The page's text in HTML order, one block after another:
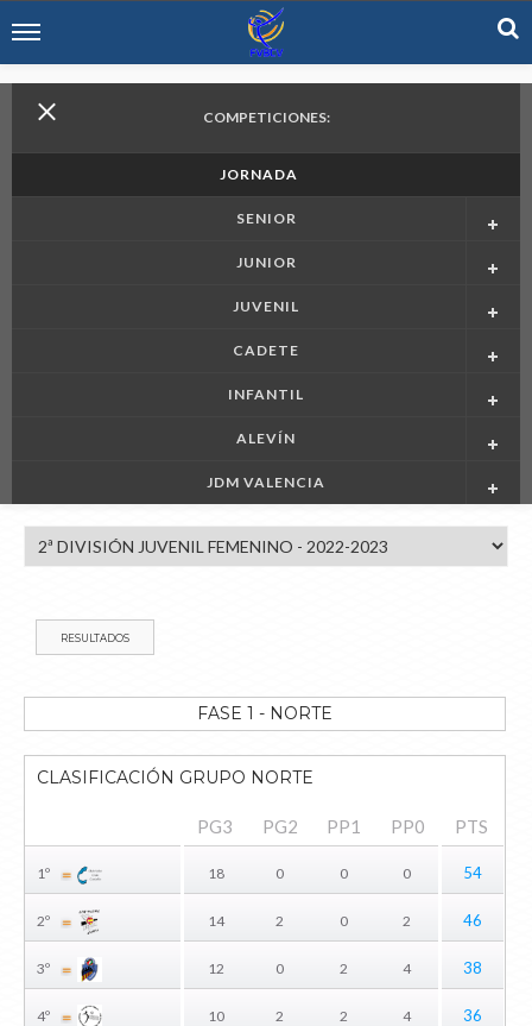
COMPETICIONES:
JORNADA
SENIOR
JUNIOR
JUVENIL
CADETE
INFANTIL
ALEVÍN
JDM VALENCIA
RESULTADOS
FASE 1 - NORTE
CLASIFICACIÓN GRUPO NORTE
PG3 PG2 PP1 PP0 PTS
1º 18 0 0 0 54
2º 14 2 0 2 46
3º 12 0 2 4 38
4º 10 2 2 4 36